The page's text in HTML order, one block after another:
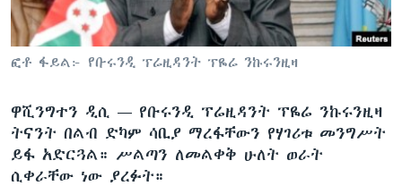
ቋንቋዎች
ፎቶ ፋይል፦ የቡሩንዲ ፕሬዚዳንት ፕዬሬ ንኩሩንዚዛ
ዋሺንግተን ዲሲ — የቡሩንዲ ፕሬዚዳንት ፕዬሬ ንኩሩንዚዛ
ትናንት በልብ ድካም ሳቢያ ማረፋቸውን የሃገሪቱ መንግሥት
ይፋ አድርጓል። ሥልጣን ለመልቀቅ ሁለት ወራት
ሲቀራቸው ነው ያረፉት።